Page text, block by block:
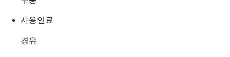
사용연료
경유